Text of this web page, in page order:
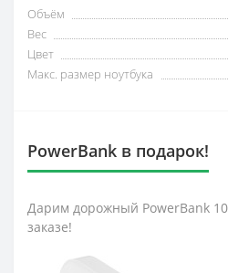
Объём
Вес
Цвет
Макс. размер ноутбука
PowerBank в подарок!
Дарим дорожный PowerBank
заказе!